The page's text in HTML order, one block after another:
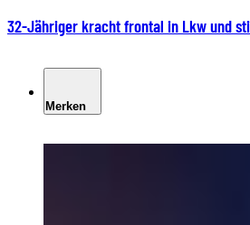
32-Jähriger kracht frontal in Lkw und
Merken